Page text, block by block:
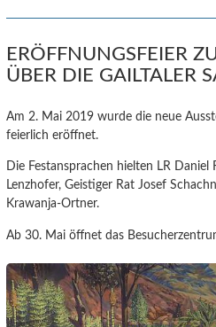
ERÖFFNUNGSFEIER
ÜBER DIE GAILTALER
Am 2. Mai 2019 wurde die neue
feierlich eröffnet.
Die Festansprachen hielten LR Daniel
Lenzhofer, Geistiger Rat Josef
Krawanja-Ortner.
Ab 30. Mai öffnet das